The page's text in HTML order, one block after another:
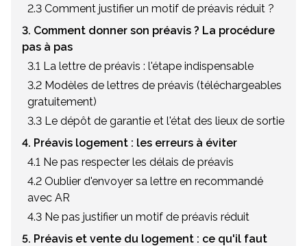
2.3 Comment justifier un motif de préavis réduit ?
3. Comment donner son préavis ? La procédure
pas à pas
3.1 La lettre de préavis : l'étape indispensable
3.2 Modèles de lettres de préavis (téléchargeables
gratuitement)
3.3 Le dépôt de garantie et l'état des lieux de sortie
4. Préavis logement : les erreurs à éviter
4.1 Ne pas respecter les délais de préavis
4.2 Oublier d'envoyer sa lettre en recommandé
avec AR
4.3 Ne pas justifier un motif de préavis réduit
5. Préavis et vente du logement : ce qu'il faut